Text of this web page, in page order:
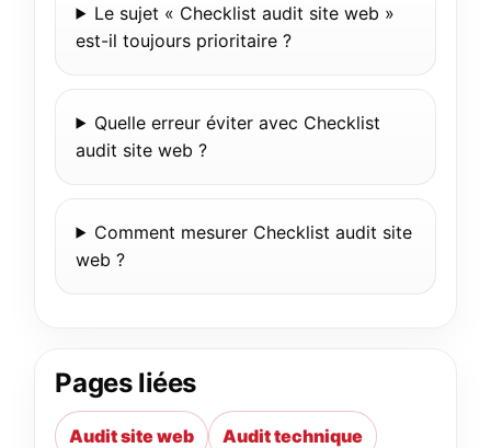
Le sujet « Checklist audit site web »
est-il toujours prioritaire ?
Quelle erreur éviter avec Checklist
audit site web ?
Comment mesurer Checklist audit site
web ?
Pages liées
Audit site web Audit technique